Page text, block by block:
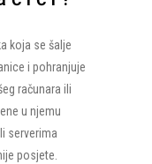
koja se šalje
i pohranjuje
računara ili
u njemu
serverima
posjete.